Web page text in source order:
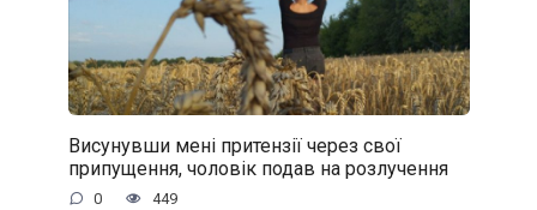
Висунувши мені притензії через свої
припущення, чоловік подав на розлучення
0 449